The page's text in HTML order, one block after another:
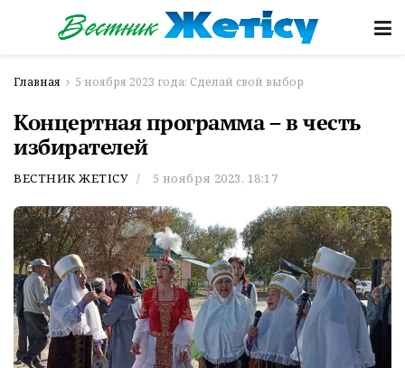
Главная 5 ноября 2023 года: Сделай свой выбор
Концертная программа – в честь
избирателей
ВЕСТНИК ЖЕТІСУ 5 ноября 2023, 18:17